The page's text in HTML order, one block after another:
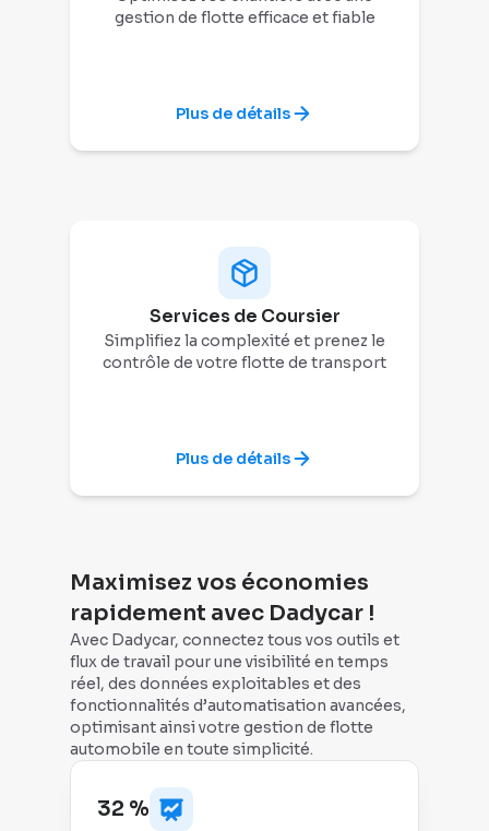
gestion de flotte efficace et fiable
Plus de détails
Services de Coursier
Simplifiez la complexité et prenez le
contrôle de votre flotte de transport
Plus de détails
Maximisez vos économies
rapidement avec Dadycar !
Avec Dadycar, connectez tous vos outils et
flux de travail pour une visibilité en temps
réel, des données exploitables et des
fonctionnalités d’automatisation avancées,
optimisant ainsi votre gestion de flotte
automobile en toute simplicité.
32 %